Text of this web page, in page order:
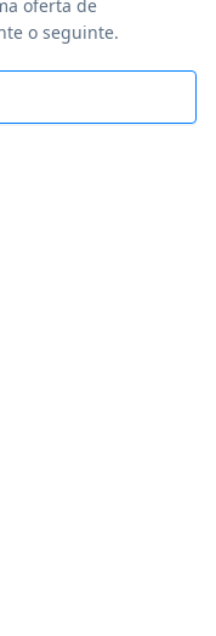
oferta de
o seguinte.